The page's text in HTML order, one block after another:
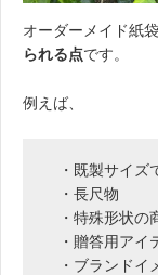
オーダーメイド紙
られる点です。
例えば、
・既製サイズ
・長尺物
・特殊形状の
・贈答用アイ
・ブランドイ